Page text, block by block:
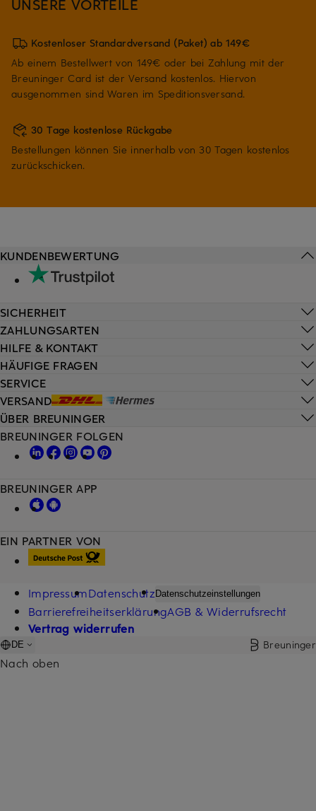
UNSERE VORTEILE
Kostenloser Standardversand (Paket) ab 149€
Ab einem Bestellwert von 149€ oder bei Zahlung mit der
Breuninger Card ist der Versand kostenlos. Hiervon
ausgenommen sind Waren im Speditionsversand.
30 Tage kostenlose Rückgabe
Bestellungen können Sie innerhalb von 30 Tagen kostenlos
zurückschicken.
HILFE & KONTAKT
HÄUFIGE FRAGEN
SERVICE
VERSAND
KUNDENBEWERTUNG
SICHERHEIT
ZAHLUNGSARTEN
ÜBER BREUNINGER
EIN PARTNER VON
BREUNINGER FOLGEN
BREUNINGER APP
ImpressumDatenschutz Datenschutzeinstellungen
BarrierefreiheitserklärungAGB & Widerrufsrecht
Vertrag widerrufen
DE Breuninger
Nach oben